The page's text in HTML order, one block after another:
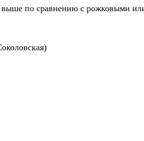
по сравнению с рожковыми